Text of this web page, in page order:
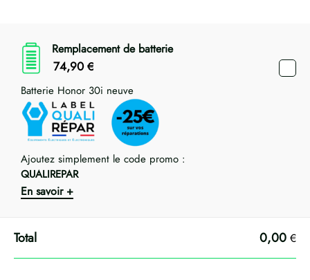
Remplacement de batterie
74,90 €
Batterie Honor 30i neuve
Ajoutez simplement le code promo :
QUALIREPAR
En savoir +
0,00 €